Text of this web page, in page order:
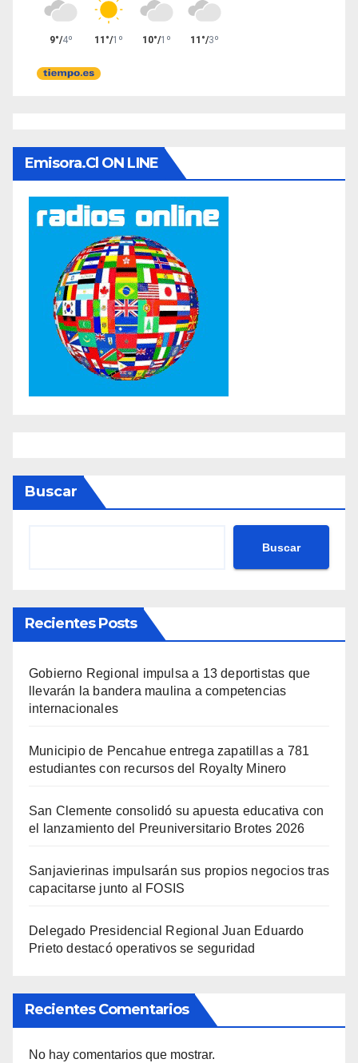
Emisora.cl ON LINE
Buscar
Buscar
Recientes Posts
Gobierno Regional impulsa a 13 deportistas que
llevarán la bandera maulina a competencias
internacionales
Municipio de Pencahue entrega zapatillas a 781
estudiantes con recursos del Royalty Minero
San Clemente consolidó su apuesta educativa con
el lanzamiento del Preuniversitario Brotes 2026
Sanjavierinas impulsarán sus propios negocios tras
capacitarse junto al FOSIS
Delegado Presidencial Regional Juan Eduardo
Prieto destacó operativos se seguridad
Recientes Comentarios
No hay comentarios que mostrar.